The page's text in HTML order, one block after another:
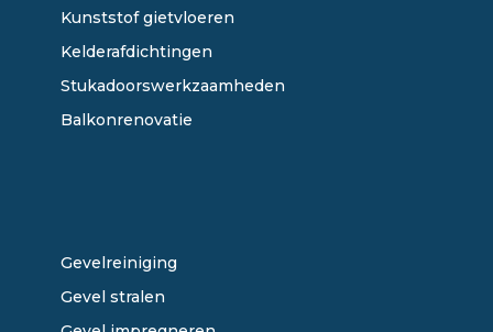
Kunststof gietvloeren
Kelderafdichtingen
Stukadoorswerkzaamheden
Balkonrenovatie
Gevelreiniging
Gevel stralen